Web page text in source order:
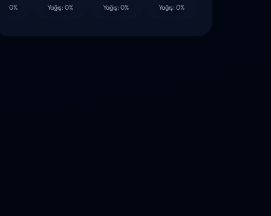
Yağış: 0% Yağış: 0% Yağış: 0%